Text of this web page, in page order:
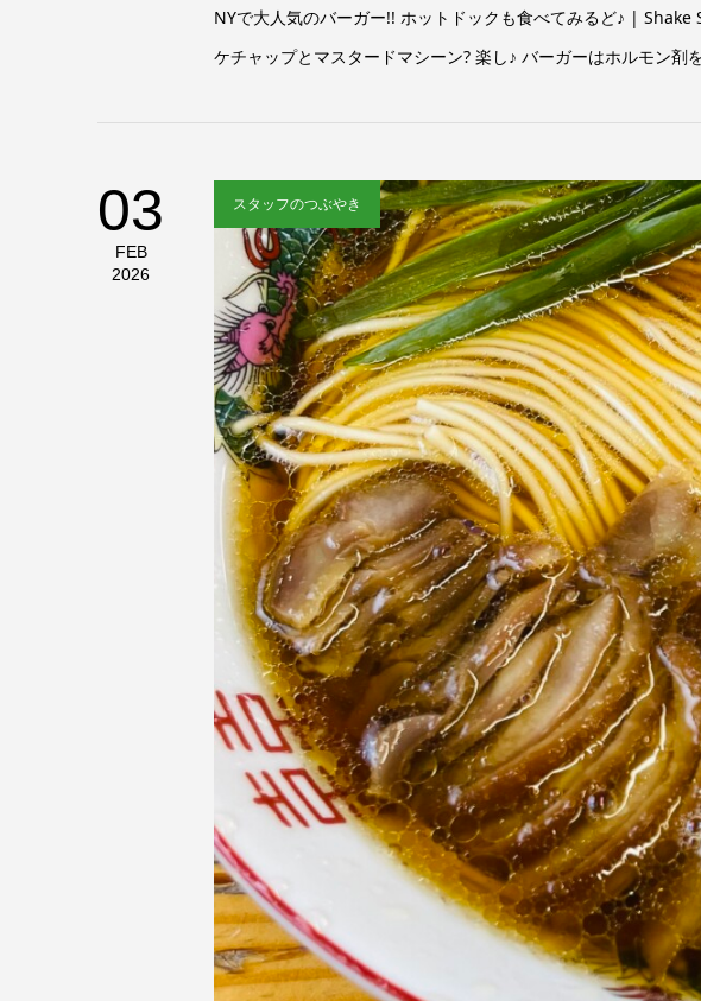
NYで大人気のバーガー!! ホットドックも食べてみるど♪ |
ケチャップとマスタードマシーン? 楽し♪ バーガーはホルモン
03
FEB
2026
スタッフのつぶやき